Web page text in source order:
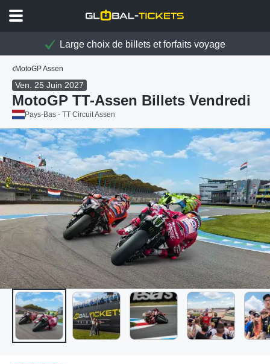
Large choix de billets et forfaits voyage
MotoGP Assen
Ven. 25 Juin 2027
MotoGP TT-Assen Billets Vendredi
Pays-Bas - TT Circuit Assen